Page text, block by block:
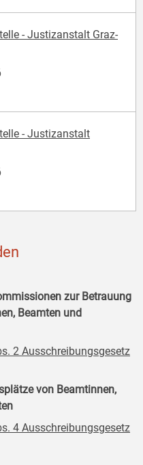
- Justizanstalt Graz-
- Justizanstalt
zur Betrauung
Beamten und
2 Ausschreibungsgesetz
von Beamtinnen,
4 Ausschreibungsgesetz